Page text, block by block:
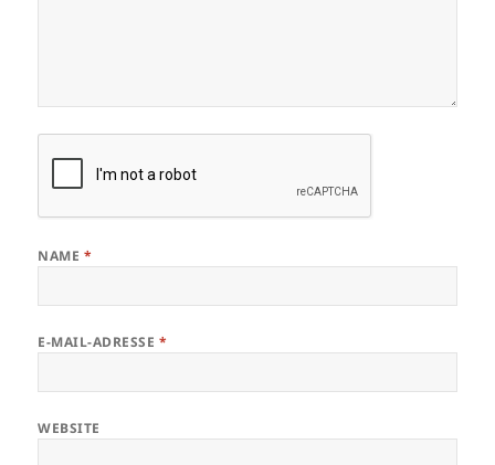
NAME *
E-MAIL-ADRESSE *
WEBSITE